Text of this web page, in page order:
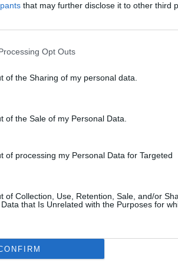
that may further disclose it to other third
Opt Outs
of the Sharing of my personal data.
of the Sale of my Personal Data.
of processing my Personal Data for Targeted
of Collection, Use, Retention, Sale, and/or
that Is Unrelated with the Purposes for
o
a kabelovou televizi.
Ameriky a Karibiku. Má okolo 1,5
DirecTV patří Fox Entertainment Group,
končí v systému Viaccess1
končí v systému Viaccess1